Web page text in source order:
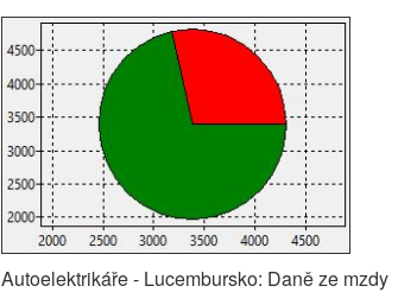
Autoelektrikáře - Lucembursko: Daně ze mzdy